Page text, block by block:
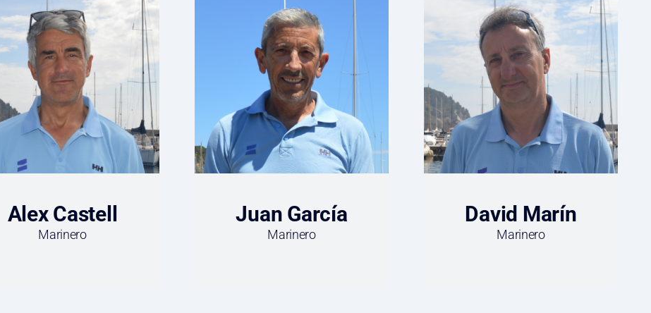
Alex Castell
Marinero
Juan García
Marinero
David Marín
Marinero